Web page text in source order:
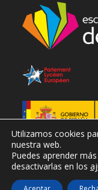
nueva
pestaña
una
nueva
pestaña
Utilizamos cookies
nuestra web.
Puedes aprender
desactivarlas en los